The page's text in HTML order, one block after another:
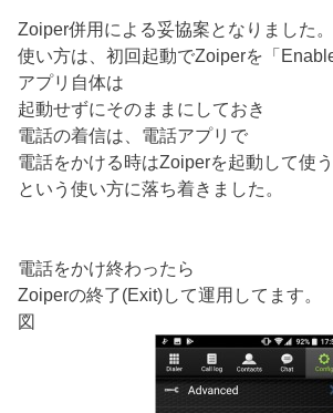
Zoiper併用による妥協案となりました。
使い方は、初回起動でZoiperを「
アプリ自体は
起動せずにそのままにしておき
電話の着信は、電話アプリで
電話をかける時はZoiperを起動して使う
という使い方に落ち着きました。
電話をかけ終わったら
Zoiperの終了(Exit)して運用してます。
図